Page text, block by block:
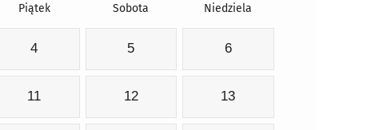
Piątek Sobota Niedziela
4 5 6
11 12 13